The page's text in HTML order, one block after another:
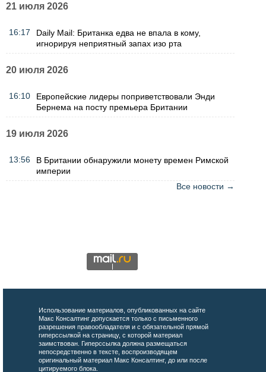
21 июля 2026
16:17
Daily Mail: Британка едва не впала в кому,
игнорируя неприятный запах изо рта
20 июля 2026
16:10
Европейские лидеры поприветствовали Энди
Бернема на посту премьера Британии
19 июля 2026
13:56
В Британии обнаружили монету времен Римской
империи
Все новости →
Использование материалов, опубликованных на сайте
Макс Консалтинг допускается только с письменного
разрешения правообладателя и с обязательной прямой
гиперссылкой на страницу, с которой материал
заимствован. Гиперссылка должна размещаться
непосредственно в тексте, воспроизводящем
оригинальный материал Макс Консалтинг, до или после
цитируемого блока.